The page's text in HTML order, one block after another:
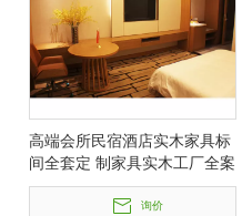
高端会所民宿酒店实木家具标
间全套定 制家具实木工厂全案
设计
询价